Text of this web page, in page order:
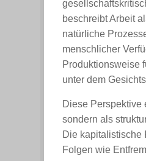
beschreibt Arbeit
natürliche
menschlicher
Produktionsweise
unter dem
Diese Perspektive
sondern als
Die kapitalistische
Folgen wie